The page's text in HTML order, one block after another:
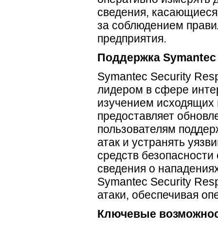
сведения,
за соблюдением
предприятия.
Поддержка
Symantec Security
лидером в сфере
изучением исходящих
предоставляет
пользователям
атак и устранять
средств
сведения о
Symantec Security
атаки, обеспечивая
Ключевые